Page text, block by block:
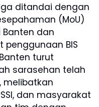
ditandai dengan
(MoU)
Banten dan
penggunaan BIS
turut
sarasehan telah
melibatkan
dan masyarakat